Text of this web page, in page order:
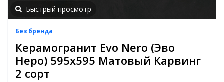
Быстрый просмотр
Без бренда
Керамогранит Evo Nero (Эво
Неро) 595x595 Матовый Карвинг
2 сорт